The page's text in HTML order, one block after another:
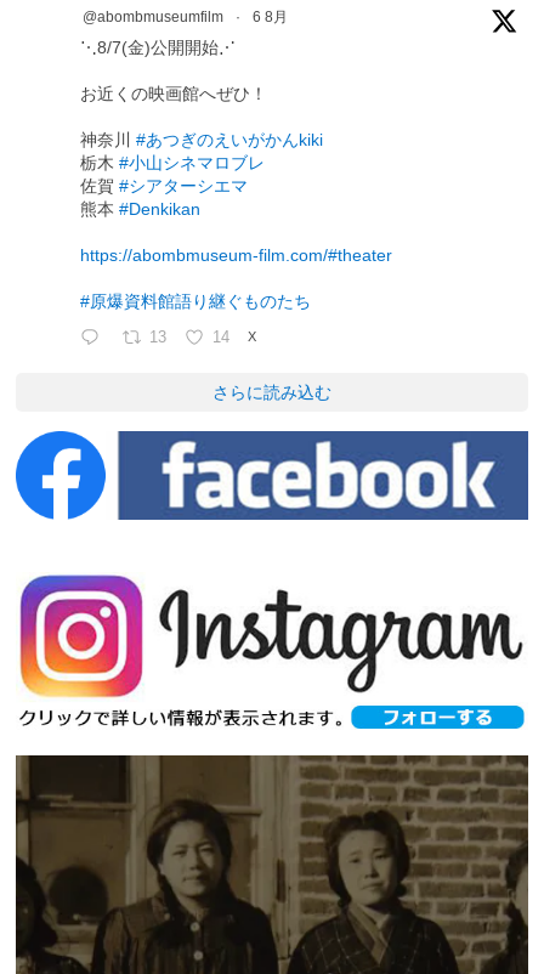
@abombmuseumfilm · 6 8月
⋱8/7(金)公開開始⋰
お近くの映画館へぜひ！
神奈川#あつぎのえいがかんkiki
栃木#小山シネマロブレ
佐賀#シアターシエマ
熊本#Denkikan
https://abombmuseum-film.com/#theater
#原爆資料館語り継ぐものたち
13 14 X
さらに読み込む